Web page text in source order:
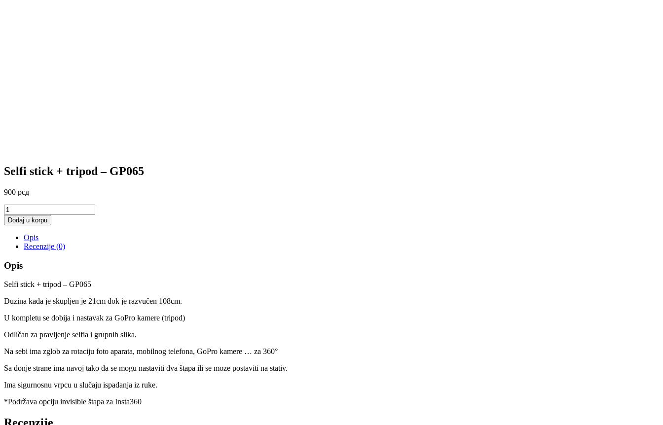
Selfi stick + tripod – GP065
900 рсд
Selfi
stick
+
tripod
GP065
količina
Dodaj u korpu
Opis
Recenzije (0)
Opis
Selfi stick + tripod – GP065
Duzina kada je skupljen je 21cm dok je razvučen 108cm.
U kompletu se dobija i nastavak za GoPro kamere (tripod)
Odličan za pravljenje selfia i grupnih slika.
Na sebi ima zglob za rotaciju foto aparata, mobilnog telefona, GoPro kamere … za 360°
Sa donje strane ima navoj tako da se mogu nastaviti dva štapa ili se moze postaviti na stativ.
Ima sigurnosnu vrpcu u slučaju ispadanja iz ruke.
*Podržava opciju invisible štapa za Insta360